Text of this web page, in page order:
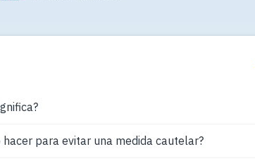
hacer para evitar una medida cautelar?